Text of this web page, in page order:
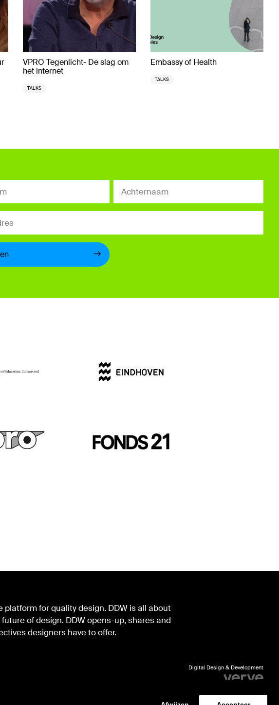
VPRO Tegenlicht- De slag om
het internet
TALKS
Embassy of Health
TALKS
platform for quality design. DDW is all about
of design. DDW opens-up, shares and
designers have to offer.
Digital Design & Development
Identity by Thonik